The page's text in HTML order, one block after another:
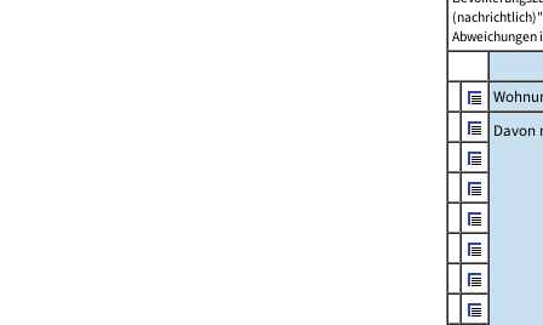
Abweichungen
Davon